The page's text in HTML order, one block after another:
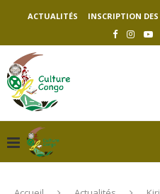
ACTUALITÉS INSCRIPTION